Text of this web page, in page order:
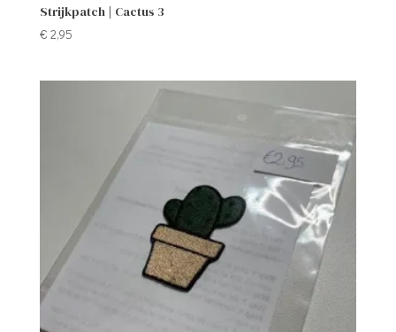
Strijkpatch | Cactus 3
€ 2,95